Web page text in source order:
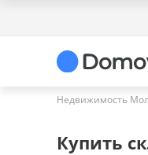
Недвижимость
Купить